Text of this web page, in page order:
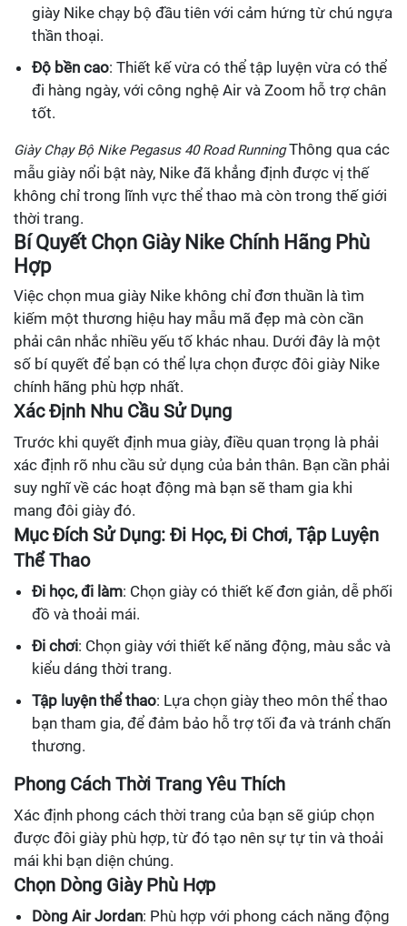
giày Nike chạy bộ đầu tiên với cảm hứng từ chú ngựa
thần thoại.
Độ bền cao: Thiết kế vừa có thể tập luyện vừa có thể
đi hàng ngày, với công nghệ Air và Zoom hỗ trợ chân
tốt.
Giày Chạy Bộ Nike Pegasus 40 Road RunningThông qua các
mẫu giày nổi bật này, Nike đã khẳng định được vị thế
không chỉ trong lĩnh vực thể thao mà còn trong thế giới
thời trang.
Bí Quyết Chọn Giày Nike Chính Hãng Phù
Hợp
Việc chọn mua giày Nike không chỉ đơn thuần là tìm
kiếm một thương hiệu hay mẫu mã đẹp mà còn cần
phải cân nhắc nhiều yếu tố khác nhau. Dưới đây là một
số bí quyết để bạn có thể lựa chọn được đôi giày Nike
chính hãng phù hợp nhất.
Xác Định Nhu Cầu Sử Dụng
Trước khi quyết định mua giày, điều quan trọng là phải
xác định rõ nhu cầu sử dụng của bản thân. Bạn cần phải
suy nghĩ về các hoạt động mà bạn sẽ tham gia khi
mang đôi giày đó.
Mục Đích Sử Dụng: Đi Học, Đi Chơi, Tập Luyện
Thể Thao
Đi học, đi làm: Chọn giày có thiết kế đơn giản, dễ phối
đồ và thoải mái.
Đi chơi: Chọn giày với thiết kế năng động, màu sắc và
kiểu dáng thời trang.
Tập luyện thể thao: Lựa chọn giày theo môn thể thao
bạn tham gia, để đảm bảo hỗ trợ tối đa và tránh chấn
thương.
Phong Cách Thời Trang Yêu Thích
Xác định phong cách thời trang của bạn sẽ giúp chọn
được đôi giày phù hợp, từ đó tạo nên sự tự tin và thoải
mái khi bạn diện chúng.
Chọn Dòng Giày Phù Hợp
Dòng Air Jordan: Phù hợp với phong cách năng động